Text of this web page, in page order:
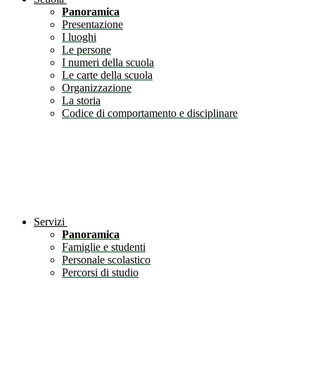
Panoramica
Presentazione
I luoghi
Le persone
I numeri della scuola
Le carte della scuola
Organizzazione
La storia
Codice di comportamento e disciplinare
Servizi
Panoramica
Famiglie e studenti
Personale scolastico
Percorsi di studio